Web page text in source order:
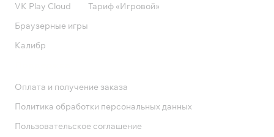
VK Play Cloud
Браузерные игры
Калибр
Тариф «Игровой»
Оплата и получение заказа
Политика обработки персональных данных
Пользовательское соглашение